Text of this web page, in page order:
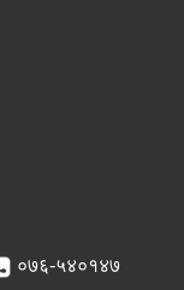
०७६-५४०१४७